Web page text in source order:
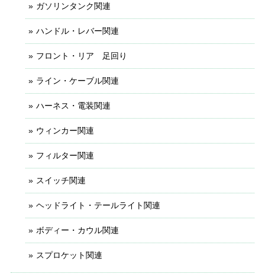
ガソリンタンク関連
ハンドル・レバー関連
フロント・リア 足回り
ライン・ケーブル関連
ハーネス・電装関連
ウィンカー関連
フィルター関連
スイッチ関連
ヘッドライト・テールライト関連
ボディー・カウル関連
スプロケット関連